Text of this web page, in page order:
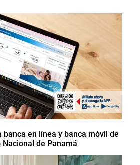
en línea y banca móvil de
Nacional de Panamá